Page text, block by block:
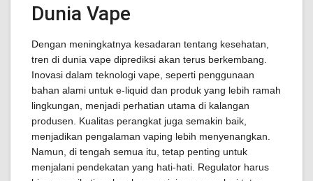
Dunia Vape
Dengan meningkatnya kesadaran tentang kesehatan,
tren di dunia vape diprediksi akan terus berkembang.
Inovasi dalam teknologi vape, seperti penggunaan
bahan alami untuk e-liquid dan produk yang lebih ramah
lingkungan, menjadi perhatian utama di kalangan
produsen. Kualitas perangkat juga semakin baik,
menjadikan pengalaman vaping lebih menyenangkan.
Namun, di tengah semua itu, tetap penting untuk
menjalani pendekatan yang hati-hati. Regulator harus